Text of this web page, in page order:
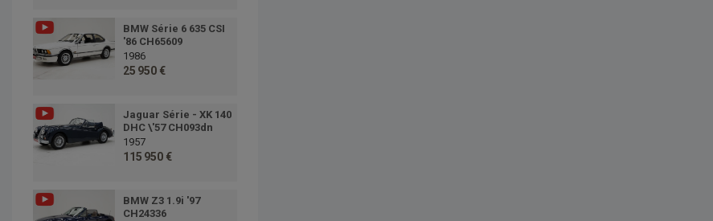
BMW Série 6 635 CSI
'86 CH65609
1986
25 950 €
Jaguar Série - XK 140
DHC \'57 CH093dn
1957
115 950 €
BMW Z3 1.9i '97
CH24336